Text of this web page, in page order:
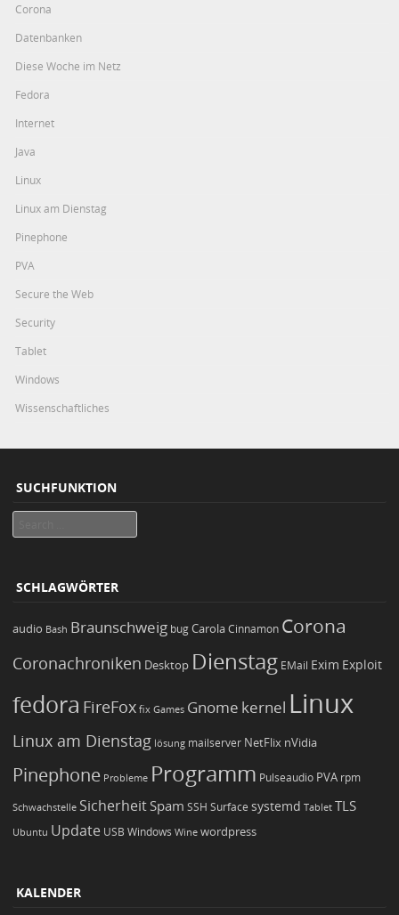
Corona
Datenbanken
Diese Woche im Netz
Fedora
Internet
Java
Linux
Linux am Dienstag
Pinephone
PVA
Secure the Web
Security
Tablet
Windows
Wissenschaftliches
SUCHFUNKTION
SCHLAGWÖRTER
audio Bash Braunschweig bugCarola Cinnamon Corona
Coronachroniken Desktop Dienstag EMail Exim Exploit
fedora FireFox fix Games Gnome kernel Linux
Linux am Dienstag lösung mailserver NetFlix nVidia
Pinephone Probleme Programm Pulseaudio PVA rpm
Schwachstelle Sicherheit Spam SSH Surface systemd Tablet TLS
Ubuntu Update USB Windows Wine wordpress
KALENDER